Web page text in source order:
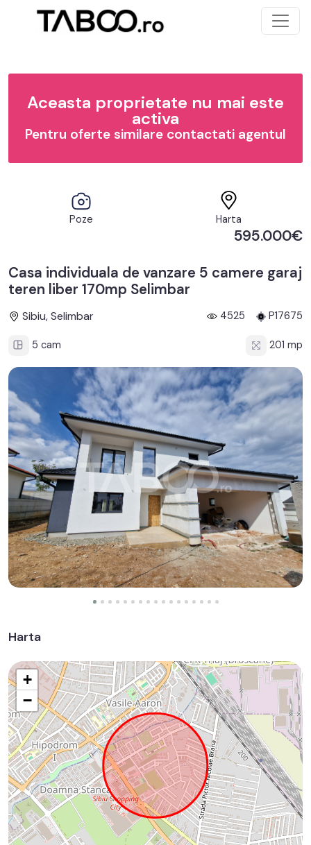
Aceasta proprietate nu mai este
activa
Pentru oferte similare contactati agentul
Poze Harta
595.000€
Casa individuala de vanzare 5 camere garaj
teren liber 170mp Selimbar
Sibiu, Selimbar 4525 P17675
5 cam 201 mp
Harta
+
−